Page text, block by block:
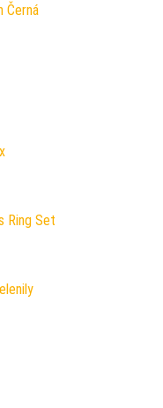
Černá
Ring Set